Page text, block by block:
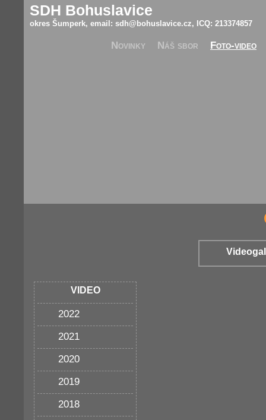
SDH Bohuslavice
okres Šumperk, email: sdh@bohuslavice.cz, ICQ: 213374857
Novinky Náš sbor Foto-video
VIDEO
2022
2021
2020
2019
2018